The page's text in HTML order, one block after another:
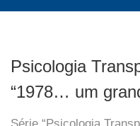
Psicologia
“1978… um